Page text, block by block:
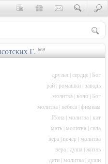
Г. 669
друзья |сердце | Бог
рай | ромашки | заводь
молитва | воля | Бог
молитва | небеса |фимиам
Иона | молитва | кит
мать | молитва |сила
вера | вечер | молитва
вера | душа | жизнь
дети | молитва | души